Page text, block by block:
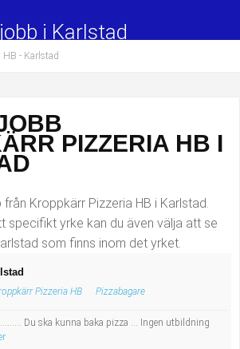
Yrkesområden
ekonomi, juridik
marknadsföring
storhushåll
Populära jobb
hemtjänst och äldreboende
Förskollärare
i Karlstad
HB - Karlstad
PIZZERIA HB I
Kroppkärr Pizzeria HB i Karlstad.
specifikt yrke kan du även välja att se
som finns inom det yrket.
Pizzeria HB Pizzabagare
Du ska kunna baka pizza ... Ingen utbildning